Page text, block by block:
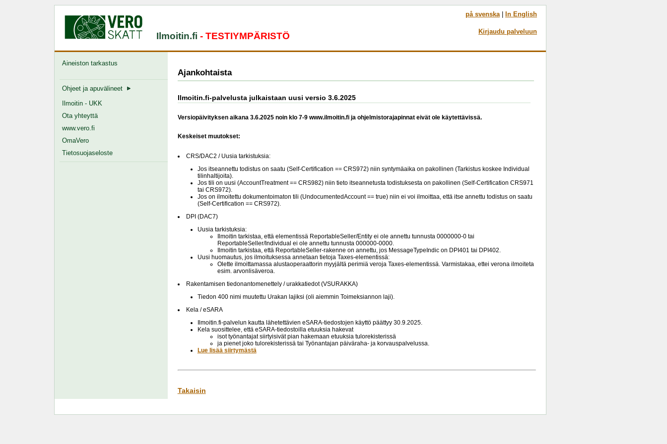
Ilmoitin.fi - TESTIYMPÄRISTÖ
på svenska| In English
Kirjaudu palveluun
Aineiston tarkastus
Ohjeet ja apuvälineet
Ilmoitin - UKK
Ota yhteyttä
www.vero.fi
OmaVero
Tietosuojaseloste
Ajankohtaista
Ilmoitin.fi-palvelusta julkaistaan uusi versio 3.6.2025
Versiopäivityksen aikana 3.6.2025 noin klo 7-9 www.ilmoitin.fi ja ohjelmistorajapinnat eivät ole käytettävissä.
Keskeiset muutokset:
CRS/DAC2 / Uusia tarkistuksia:
Jos itseannettu todistus on saatu (Self-Certification == CRS972) niin syntymäaika on pakollinen (Tarkistus koskee Individual
tilinhaltijoita).
Jos tili on uusi (AccountTreatment == CRS982) niin tieto itseannetusta todistuksesta on pakollinen (Self-Certification CRS971
tai CRS972).
Jos on ilmoitettu dokumentoimaton tili (UndocumentedAccount == true) niin ei voi ilmoittaa, että itse annettu todistus on saatu
(Self-Certification == CRS972).
DPI (DAC7)
Uusia tarkistuksia:
Ilmoitin tarkistaa, että elementissä ReportableSeller/Entity ei ole annettu tunnusta 0000000-0 tai
ReportableSeller/Individual ei ole annettu tunnusta 000000-0000.
Ilmoitin tarkistaa, että ReportableSeller-rakenne on annettu, jos MessageTypeIndic on DPI401 tai DPI402.
Uusi huomautus, jos ilmoituksessa annetaan tietoja Taxes-elementissä:
Olette ilmoittamassa alustaoperaattorin myyjältä perimiä veroja Taxes-elementissä. Varmistakaa, ettei verona ilmoiteta
esim. arvonlisäveroa.
Rakentamisen tiedonantomenettely / urakkatiedot (VSURAKKA)
Tiedon 400 nimi muutettu Urakan lajiksi (oli aiemmin Toimeksiannon laji).
Kela / eSARA
Ilmoitin.fi-palvelun kautta lähetettävien eSARA-tiedostojen käyttö päättyy 30.9.2025.
Kela suosittelee, että eSARA-tiedostoilla etuuksia hakevat
isot työnantajat siirtyisivät pian hakemaan etuuksia tulorekisterissä
ja pienet joko tulorekisterissä tai Työnantajan päiväraha- ja korvauspalvelussa.
Lue lisää siirtymästä
Takaisin